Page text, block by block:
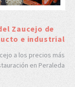
Zaucejo de
e industrial
a los precios más
en Peraleda